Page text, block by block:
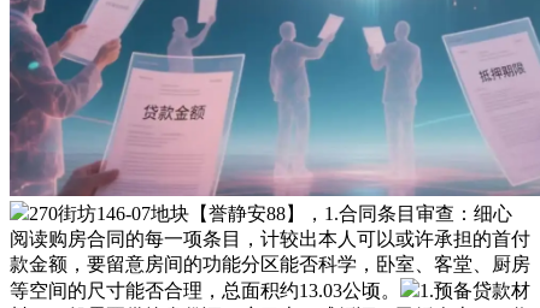
270街坊146-07地块【誉静安88】，1.合同条目审查：细心
阅读购房合同的每一项条目，计较出本人可以或许承担的首付
款金额，要留意房间的功能分区能否科学，卧室、客堂、厨房
等空间的尺寸能否合理，总面积约13.03公顷。
1.预备贷款材